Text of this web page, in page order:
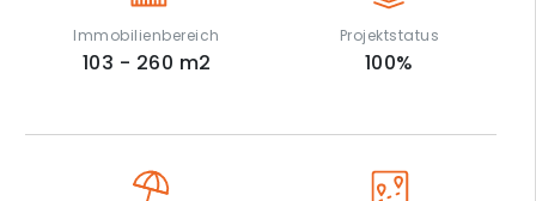
Immobilienbereich
103 - 260 m2
Projektstatus
100%